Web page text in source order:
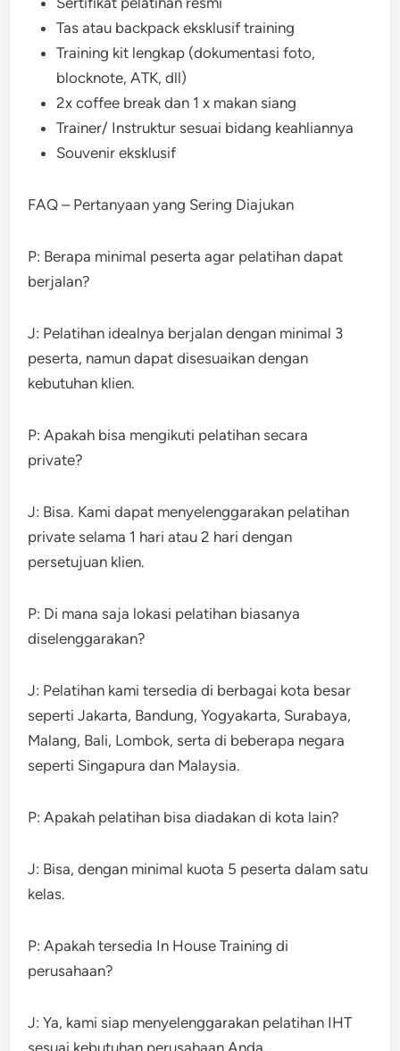
Tas atau backpack eksklusif training
Training kit lengkap (dokumentasi foto,
blocknote, ATK, dll)
2x coffee break dan 1 x makan siang
Trainer/ Instruktur sesuai bidang keahliannya
Souvenir eksklusif
FAQ – Pertanyaan yang Sering Diajukan
P: Berapa minimal peserta agar pelatihan dapat
berjalan?
J: Pelatihan idealnya berjalan dengan minimal 3
peserta, namun dapat disesuaikan dengan
kebutuhan klien.
P: Apakah bisa mengikuti pelatihan secara
private?
J: Bisa. Kami dapat menyelenggarakan pelatihan
private selama 1 hari atau 2 hari dengan
persetujuan klien.
P: Di mana saja lokasi pelatihan biasanya
diselenggarakan?
J: Pelatihan kami tersedia di berbagai kota besar
seperti Jakarta, Bandung, Yogyakarta, Surabaya,
Malang, Bali, Lombok, serta di beberapa negara
seperti Singapura dan Malaysia.
P: Apakah pelatihan bisa diadakan di kota lain?
J: Bisa, dengan minimal kuota 5 peserta dalam satu
kelas.
P: Apakah tersedia In House Training di
perusahaan?
J: Ya, kami siap menyelenggarakan pelatihan IHT
sesuai kebutuhan perusahaan Anda.